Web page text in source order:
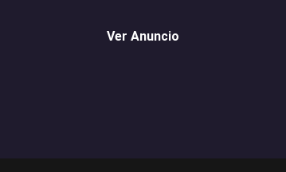
Ver Anuncio